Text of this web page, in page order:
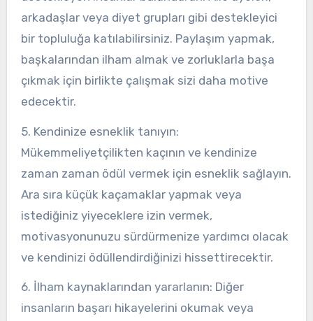
arkadaşlar veya diyet grupları gibi destekleyici
bir topluluğa katılabilirsiniz. Paylaşım yapmak,
başkalarından ilham almak ve zorluklarla başa
çıkmak için birlikte çalışmak sizi daha motive
edecektir.
5. Kendinize esneklik tanıyın:
Mükemmeliyetçilikten kaçının ve kendinize
zaman zaman ödül vermek için esneklik sağlayın.
Ara sıra küçük kaçamaklar yapmak veya
istediğiniz yiyeceklere izin vermek,
motivasyonunuzu sürdürmenize yardımcı olacak
ve kendinizi ödüllendirdiğinizi hissettirecektir.
6. İlham kaynaklarından yararlanın: Diğer
insanların başarı hikayelerini okumak veya